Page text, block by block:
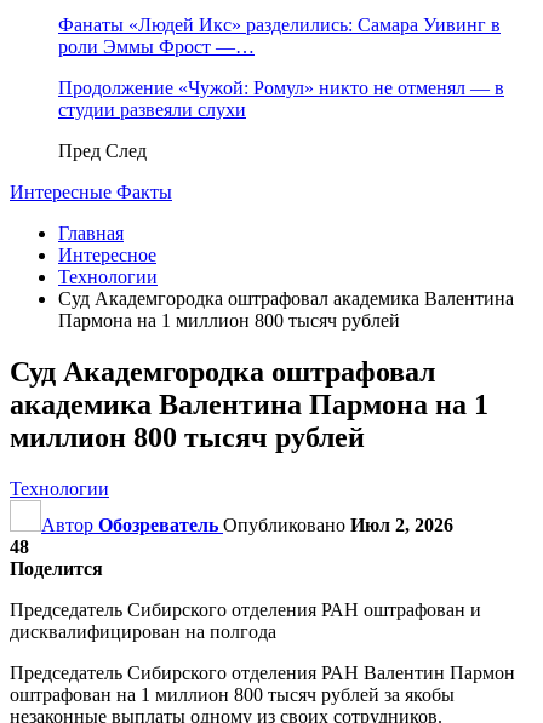
Фанаты «Людей Икс» разделились: Самара Уивинг в
роли Эммы Фрост —…
Продолжение «Чужой: Ромул» никто не отменял — в
студии развеяли слухи
Пред След
Интересные Факты
Главная
Интересное
Технологии
Суд Академгородка оштрафовал академика Валентина
Пармона на 1 миллион 800 тысяч рублей
Суд Академгородка оштрафовал
академика Валентина Пармона на 1
миллион 800 тысяч рублей
Технологии
Автор Обозреватель Опубликовано Июл 2, 2026
48
Поделится
Председатель Сибирского отделения РАН оштрафован и
дисквалифицирован на полгода
Председатель Сибирского отделения РАН Валентин Пармон
оштрафован на 1 миллион 800 тысяч рублей за якобы
незаконные выплаты одному из своих сотрудников.